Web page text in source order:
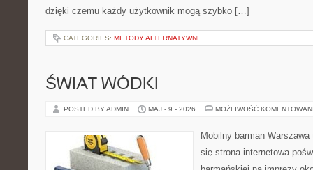
dzięki czemu każdy użytkownik mogą szybko […]
CATEGORIES: METODY ALTERNATYWNE
ŚWIAT WÓDKI
POSTED BY ADMIN MAJ - 9 - 2026 MOŻLIWOŚĆ
Mobilny barman
się strona internetowa